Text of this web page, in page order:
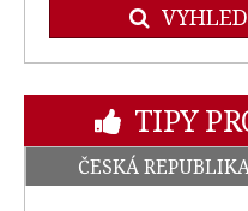
TIPY
ČESKÁ